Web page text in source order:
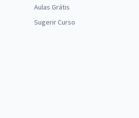
Aulas Grátis
Sugerir Curso